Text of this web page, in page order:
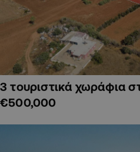
3 τουριστικά χωράφια
€500,000